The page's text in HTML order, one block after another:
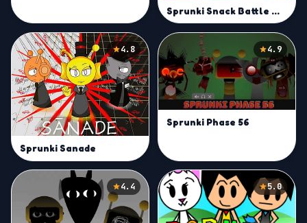
Sprunki Snack Battle War
4.8
Sprunki Sanade
4.9
Sprunki Phase 56
4.4 5.0